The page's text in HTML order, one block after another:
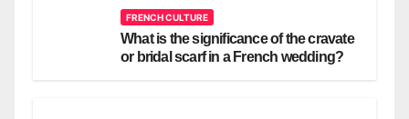
FRENCH CULTURE
What is the significance of the cravate
or bridal scarf in a French wedding?